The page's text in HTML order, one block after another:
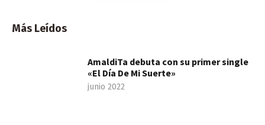
Más Leídos
AmaldiTa debuta con su primer single
«El Día De Mi Suerte»
junio 2022